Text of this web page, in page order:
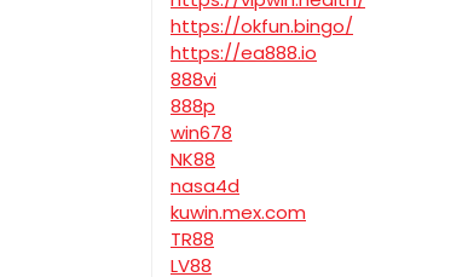
https://okfun.bingo/
https://ea888.io
888vi
888p
win678
NK88
nasa4d
kuwin.mex.com
TR88
LV88